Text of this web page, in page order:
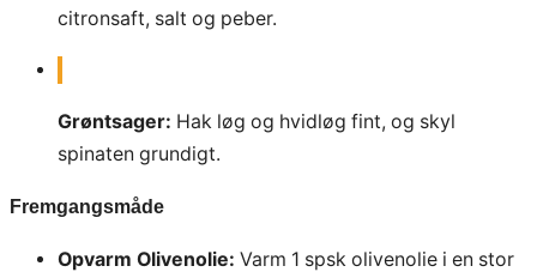
citronsaft, salt og peber.
Grøntsager: Hak løg og hvidløg fint, og skyl
spinaten grundigt.
Fremgangsmåde
Opvarm Olivenolie: Varm 1 spsk olivenolie i en stor